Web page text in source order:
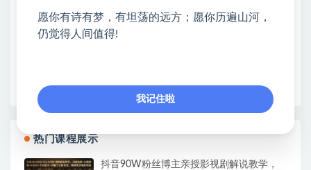
各种项目 + 提升网创认知。
❤本站为众多团队提供了重要价值，也为众多创业者
开启网络之门，广受好评！
热门课程展示
抖音90W粉丝博主亲授影视剧解说教学，
愿你有诗有梦，有坦荡的远方；愿你历遍山河，
仍觉得人间值得!
我记住啦